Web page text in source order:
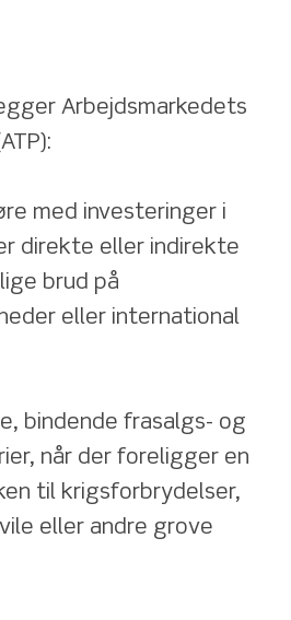
Arbejdsmarkedets
med investeringer i
direkte eller indirekte
brud på
eller international
bindende frasalgs- og
når der foreligger en
til krigsforbrydelser,
eller andre grove